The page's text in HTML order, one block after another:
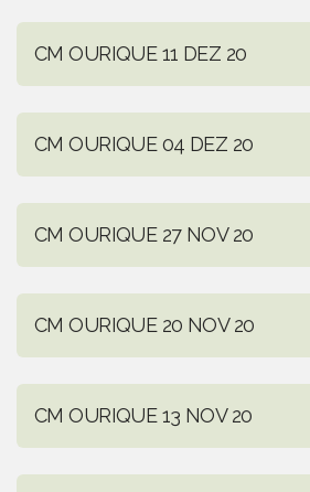
CM OURIQUE 11 DEZ 20
CM OURIQUE 04 DEZ 20
CM OURIQUE 27 NOV 20
CM OURIQUE 20 NOV 20
CM OURIQUE 13 NOV 20